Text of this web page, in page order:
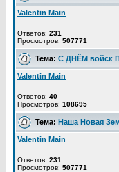
Valentin Main
Ответов: 231
Просмотров: 507771
Тема: С ДНЁМ войск
Valentin Main
Ответов: 40
Просмотров: 108695
Тема: Наша Новая
Valentin Main
Ответов: 231
Просмотров: 507771